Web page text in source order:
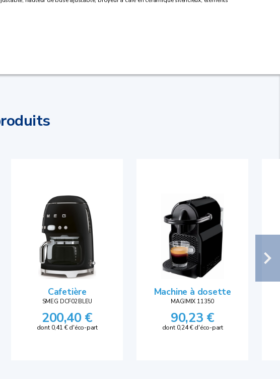
Cafetière
SMEG DCF02BLEU
200,40 €
dont 0,41 € d'éco-part
Machine à dosette
MAGIMIX 11350
90,23 €
dont 0,24 € d'éco-part